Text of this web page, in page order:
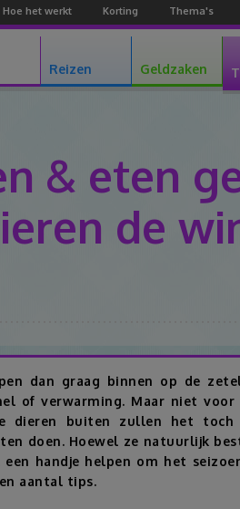
Hoe het werkt Korting Thema's
Reizen Geldzaken
& eten
de
dan graag binnen op de
of verwarming. Maar niet voor
dieren buiten zullen het
doen. Hoewel ze natuurlijk
handje helpen om het
aantal tips.